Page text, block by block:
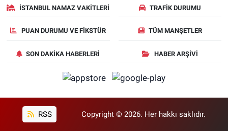
İSTANBUL NAMAZ VAKITLERI TRAFIK DURUMU
PUAN DURUMU VE FIKSTÜR TÜM MANŞETLER
SON DAKIKA HABERLERI HABER ARŞIVI
RSS Copyright © 2026. Her hakkı saklıdır.